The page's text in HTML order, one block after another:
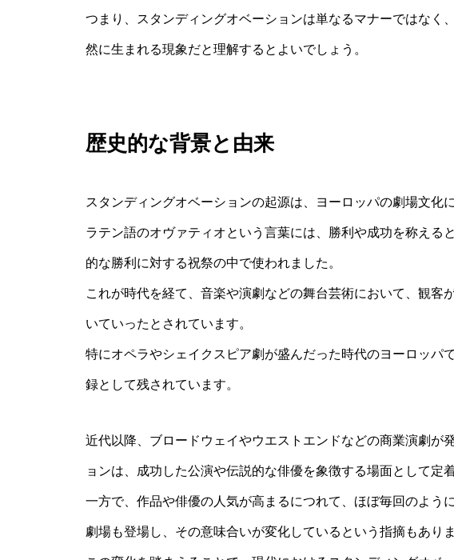
つまり、スタンディングオベーションは単なるマナーではなく
然に生まれる現象だと理解するとよいでしょう。
歴史的な背景と由来
スタンディングオベーションの起源は、ヨーロッパの劇場文化
ラテン語のオヴァティオという言葉には、勝利や成功を称える
的な勝利に対する祝祭の中で使われました。
これが時代を経て、音楽や演劇などの舞台芸術において、観客
いていったとされています。
特にオペラやシェイクスピア劇が盛んだった時代のヨーロッパ
録として残されています。
近代以降、ブロードウェイやウエストエンドなどの商業演劇が
ョンは、成功した公演や伝説的な俳優を象徴する場面として定
一方で、作品や俳優の人気が高まるにつれて、ほぼ毎回のよう
劇場も登場し、その意味合いが変化しているという指摘もありま